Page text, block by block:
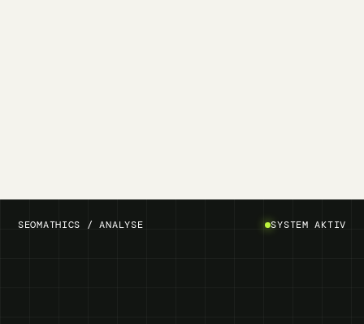
SEOMATHICS / ANALYSE SYSTEM AKTIV